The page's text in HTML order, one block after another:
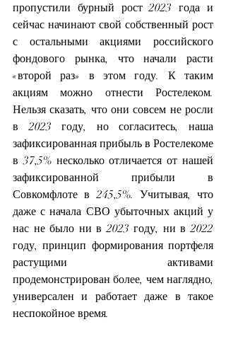
пропустили бурный рост 2023 года и
сейчас начинают свой собственный рост
с остальными акциями российского
фондового рынка, что начали расти
«второй раз» в этом году. К таким
акциям можно отнести Ростелеком.
Нельзя сказать, что они совсем не росли
в 2023 году, но согласитесь, наша
зафиксированная прибыль в Ростелекоме
в 37,5% несколько отличается от нашей
зафиксированной прибыли в
Совкомфлоте в 245,5%. Учитывая, что
даже с начала СВО убыточных акций у
нас не было ни в 2023 году, ни в 2022
году, принцип формирования портфеля
растущими активами
продемонстрирован более, чем наглядно,
универсален и работает даже в такое
неспокойное время.